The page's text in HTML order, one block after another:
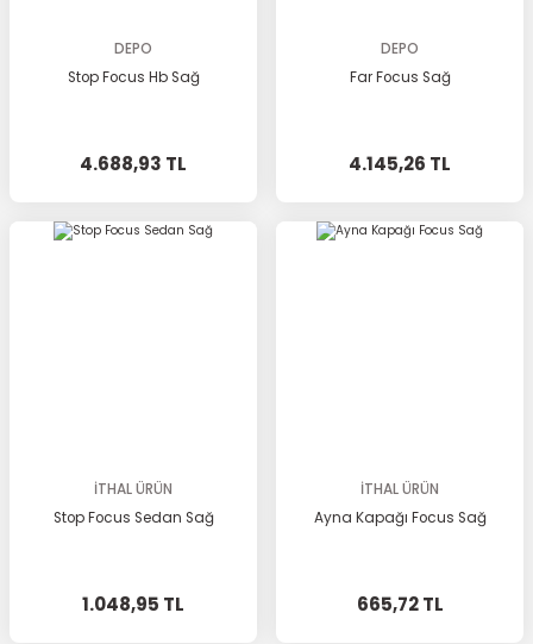
DEPO
Stop Focus Hb Sağ
4.688,93 TL
DEPO
Far Focus Sağ
4.145,26 TL
İTHAL ÜRÜN
Stop Focus Sedan Sağ
1.048,95 TL
İTHAL ÜRÜN
Ayna Kapağı Focus Sağ
665,72 TL